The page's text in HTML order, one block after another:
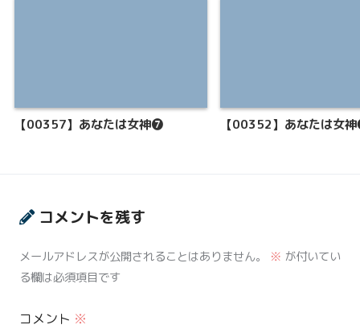
【00357】あなたは女神❼ 【00352】あなたは女
コメントを残す
メールアドレスが公開されることはありません。 ※ が付いてい
る欄は必須項目です
コメント ※